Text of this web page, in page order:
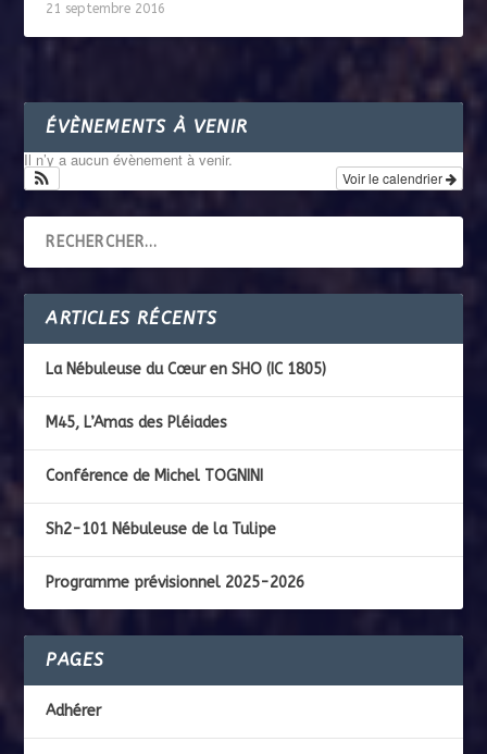
21 septembre 2016
ÉVÈNEMENTS À VENIR
Il n’y a aucun évènement à venir.
Voir le calendrier
ARTICLES RÉCENTS
La Nébuleuse du Cœur en SHO (IC 1805)
M45, L’Amas des Pléiades
Conférence de Michel TOGNINI
Sh2-101 Nébuleuse de la Tulipe
Programme prévisionnel 2025-2026
PAGES
Adhérer